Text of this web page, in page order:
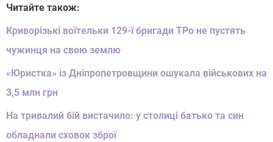
Читайте також:
Криворізькі воїтельки 129-ї бригади ТРо не пустять
чужинця на свою землю
«Юристка» із Дніпропетровщини ошукала військових на
3,5 млн грн
На тривалий бій вистачило: у столиці батько та син
обладнали сховок зброї